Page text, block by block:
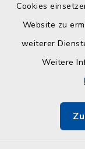
Cookies
Website zu
weiterer
Weitere